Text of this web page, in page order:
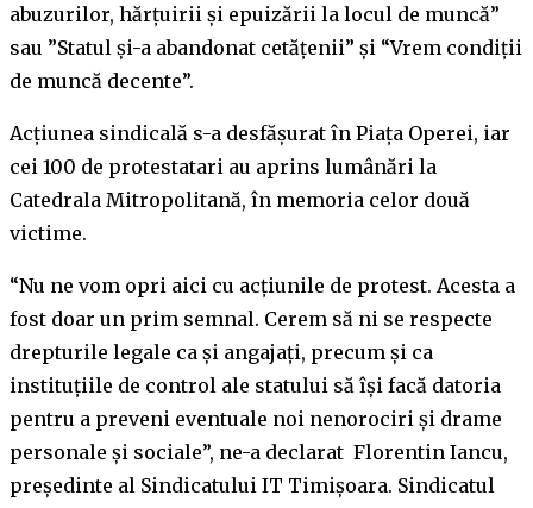
abuzurilor, hărțuirii și epuizării la locul de muncă”
sau ”Statul și-a abandonat cetățenii” și “Vrem condiții
de muncă decente”.
Acțiunea sindicală s-a desfășurat în Piața Operei, iar
cei 100 de protestatari au aprins lumânări la
Catedrala Mitropolitană, în memoria celor două
victime.
“Nu ne vom opri aici cu acțiunile de protest. Acesta a
fost doar un prim semnal. Cerem să ni se respecte
drepturile legale ca și angajați, precum și ca
instituțiile de control ale statului să își facă datoria
pentru a preveni eventuale noi nenorociri și drame
personale și sociale”, ne-a declarat Florentin Iancu,
președinte al Sindicatului IT Timișoara. Sindicatul